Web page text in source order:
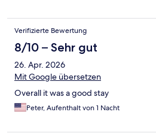
Verifizierte Bewertung
8/10 – Sehr gut
26. Apr. 2026
Mit Google übersetzen
Overall it was a good stay
Peter, Aufenthalt von 1 Nacht